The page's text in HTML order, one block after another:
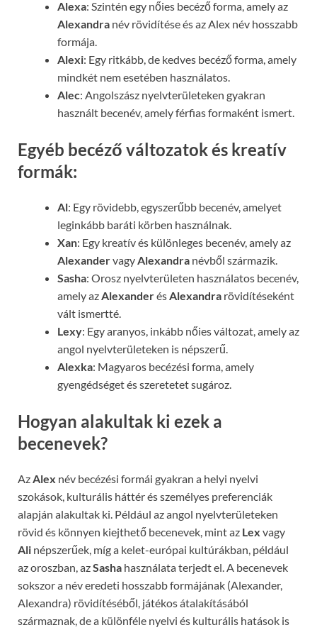
Alexa: Szintén egy nőies becéző forma, amely az
Alexandra név rövidítése és az Alex név hosszabb
formája.
Alexi: Egy ritkább, de kedves becéző forma, amely
mindkét nem esetében használatos.
Alec: Angolszász nyelvterületeken gyakran
használt becenév, amely férfias formaként ismert.
Egyéb becéző változatok és kreatív
formák:
Al: Egy rövidebb, egyszerűbb becenév, amelyet
leginkább baráti körben használnak.
Xan: Egy kreatív és különleges becenév, amely az
AlexandervagyAlexandra névből származik.
Sasha: Orosz nyelvterületen használatos becenév,
amely azAlexanderésAlexandra rövidítéseként
vált ismertté.
Lexy: Egy aranyos, inkább nőies változat, amely az
angol nyelvterületeken is népszerű.
Alexka: Magyaros becézési forma, amely
gyengédséget és szeretetet sugároz.
Hogyan alakultak ki ezek a
becenevek?
Az Alex név becézési formái gyakran a helyi nyelvi
szokások, kulturális háttér és személyes preferenciák
alapján alakultak ki. Például az angol nyelvterületeken
rövid és könnyen kiejthető becenevek, mint az Lex vagy
Ali népszerűek, míg a kelet-európai kultúrákban, például
az oroszban, azSasha használata terjedt el. A becenevek
sokszor a név eredeti hosszabb formájának (Alexander,
Alexandra) rövidítéséből, játékos átalakításából
származnak, de a különféle nyelvi és kulturális hatások is